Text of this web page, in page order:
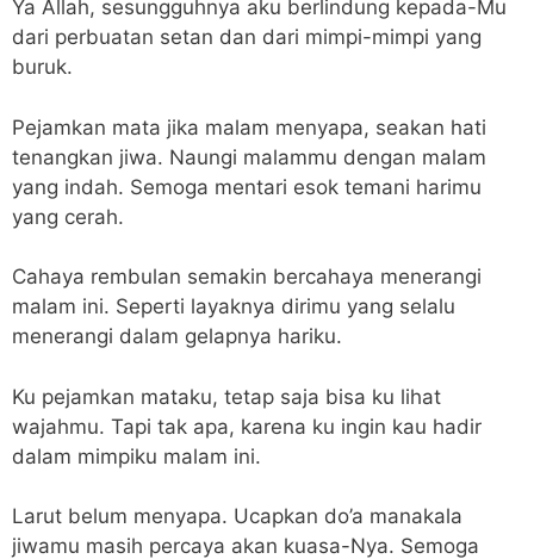
Ya Allah, sesungguhnya aku berlindung kepada-Mu
dari perbuatan setan dan dari mimpi-mimpi yang
buruk.
Pejamkan mata jika malam menyapa, seakan hati
tenangkan jiwa. Naungi malammu dengan malam
yang indah. Semoga mentari esok temani harimu
yang cerah.
Cahaya rembulan semakin bercahaya menerangi
malam ini. Seperti layaknya dirimu yang selalu
menerangi dalam gelapnya hariku.
Ku pejamkan mataku, tetap saja bisa ku lihat
wajahmu. Tapi tak apa, karena ku ingin kau hadir
dalam mimpiku malam ini.
Larut belum menyapa. Ucapkan do’a manakala
jiwamu masih percaya akan kuasa-Nya. Semoga